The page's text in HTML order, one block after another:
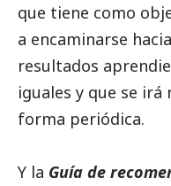
que tiene como
a encaminarse
resultados
iguales y que se
forma periódica.
Y la Guía de